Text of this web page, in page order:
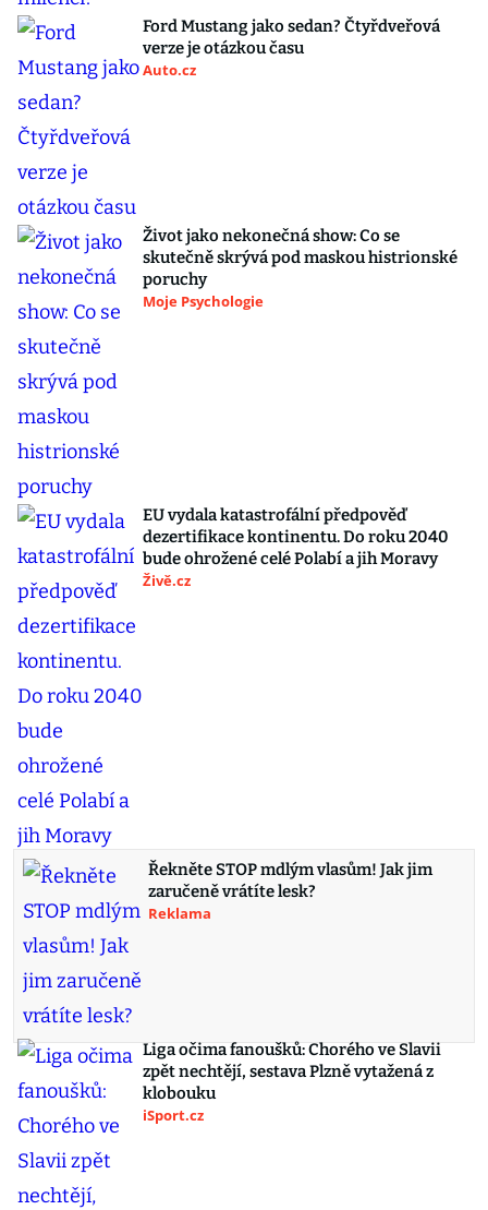
Ford Mustang jako sedan? Čtyřdveřová
verze je otázkou času
Auto.cz
Život jako nekonečná show: Co se
skutečně skrývá pod maskou histrionské
poruchy
Moje Psychologie
EU vydala katastrofální předpověď
dezertifikace kontinentu. Do roku 2040
bude ohrožené celé Polabí a jih Moravy
Živě.cz
Řekněte STOP mdlým vlasům! Jak jim
zaručeně vrátíte lesk?
Reklama
Liga očima fanoušků: Chorého ve Slavii
zpět nechtějí, sestava Plzně vytažená z
klobouku
iSport.cz